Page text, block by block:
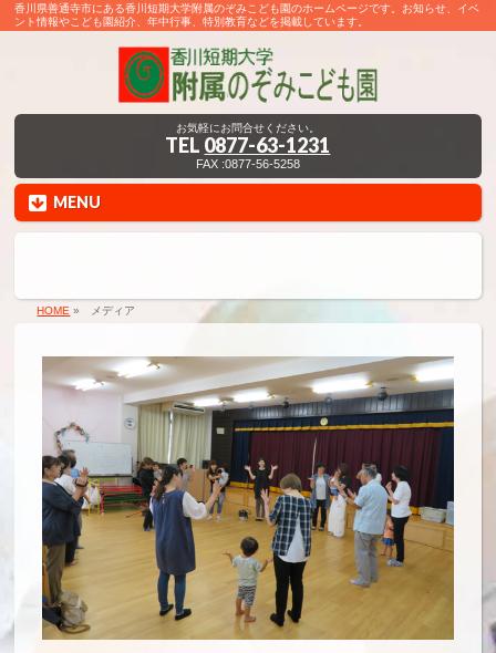
香川県善通寺市にある香川短期大学附属のぞみこども園のホームページです。お知らせ、イベ
ント情報やこども園紹介、年中行事、特別教育などを掲載しています。
お気軽にお問合せください。
TEL 0877-63-1231
FAX :0877-56-5258
MENU
HOME » メディア